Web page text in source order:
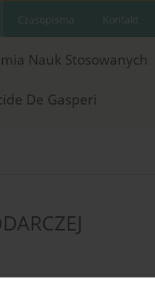
Czasopisma Kontakt
Nauk Stosowanych
De Gasperi